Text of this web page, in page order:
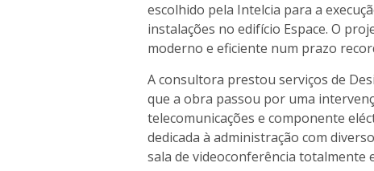
escolhido pela Intelcia para a
instalações no edifício Espace. O
moderno e eficiente num prazo
A consultora prestou serviços de
que a obra passou por uma
telecomunicações e componente
dedicada à administração com
sala de videoconferência totalmente